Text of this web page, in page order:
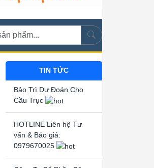
TIN TỨC
Bảo Trì Dự Đoán Cho
Cầu Trục
HOTLINE Liên hệ Tư
vấn & Báo giá:
0979670025